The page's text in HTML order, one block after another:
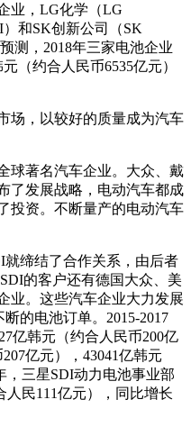
业，LG化学（LG
）和SK创新公司（SK
测，2018年三家电池企业
（约合人民币6535亿元）
场，以较好的质量成为汽车
球著名汽车企业。大众、戴
了发展战略，电动汽车都成
投资。不断量产的电动汽车
就缔结了合作关系，由后者
的客户还有德国大众、美
业。这些汽车企业大力发展
的电池订单。2015-2017
亿韩元（约合人民币200亿
亿元），43041亿韩元
，三星SDI动力电池事业部
人民111亿元），同比增长